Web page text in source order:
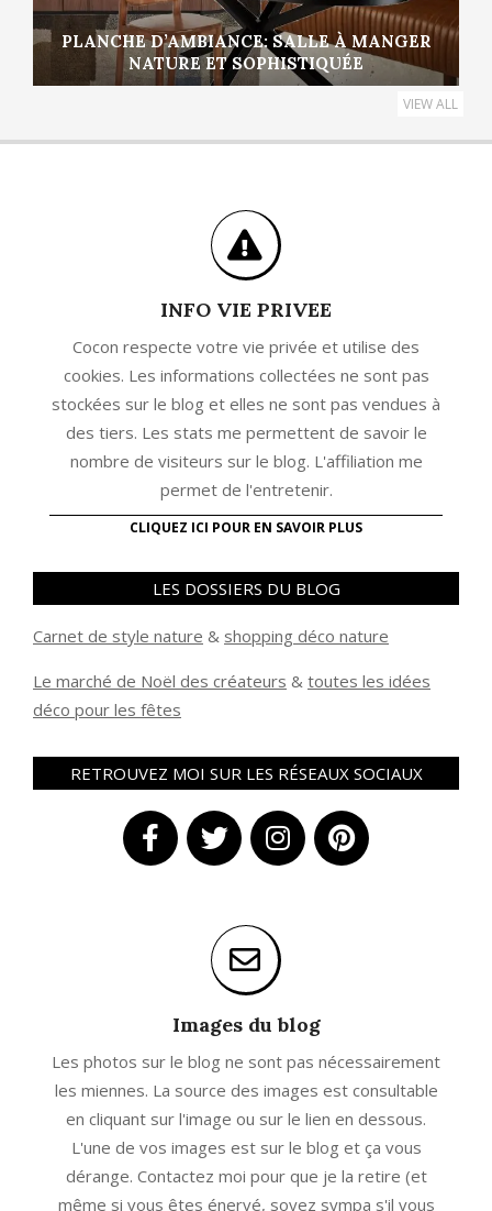
PLANCHE D’AMBIANCE: SALLE À MANGER
NATURE ET SOPHISTIQUÉE
VIEW ALL
INFO VIE PRIVEE
Cocon respecte votre vie privée et utilise des
cookies. Les informations collectées ne sont pas
stockées sur le blog et elles ne sont pas vendues à
des tiers. Les stats me permettent de savoir le
nombre de visiteurs sur le blog. L'affiliation me
permet de l'entretenir.
CLIQUEZ ICI POUR EN SAVOIR PLUS
LES DOSSIERS DU BLOG
Carnet de style nature & shopping déco nature
Le marché de Noël des créateurs & toutes les idées
déco pour les fêtes
RETROUVEZ MOI SUR LES RÉSEAUX SOCIAUX
Images du blog
Les photos sur le blog ne sont pas nécessairement
les miennes. La source des images est consultable
en cliquant sur l'image ou sur le lien en dessous.
L'une de vos images est sur le blog et ça vous
dérange. Contactez moi pour que je la retire (et
même si vous êtes énervé, soyez sympa s'il vous